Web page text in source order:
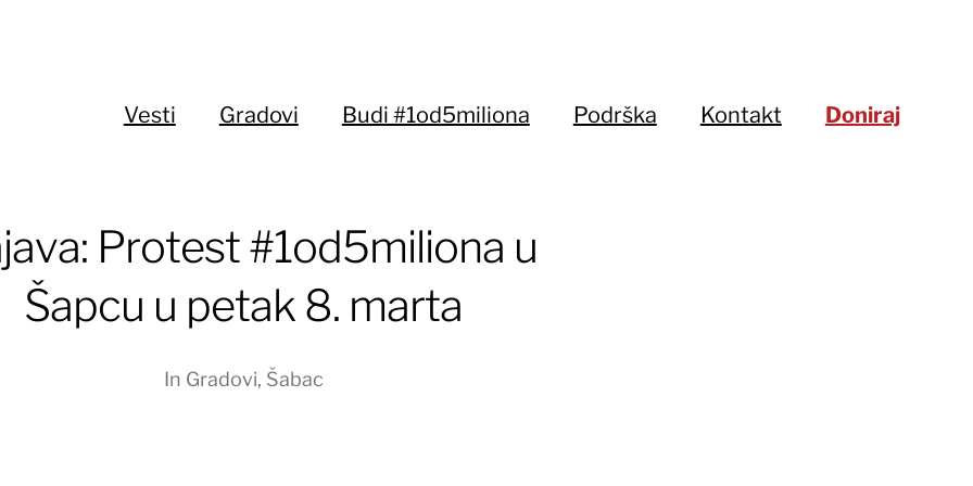
Vesti Gradovi Budi #1od5miliona Podrška Kontakt Doniraj
Protest #1od5miliona u
Šapcu u petak 8. marta
In Gradovi, Šabac